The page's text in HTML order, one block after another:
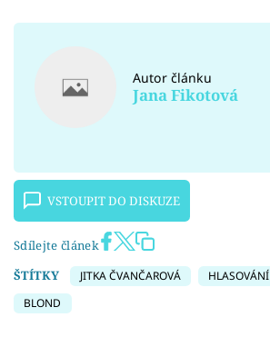
Autor článku
Jana Fikotová
VSTOUPIT DO DISKUZE
Sdílejte článek
ŠTÍTKY
JITKA ČVANČAROVÁ HLASOVÁNÍ
BLOND